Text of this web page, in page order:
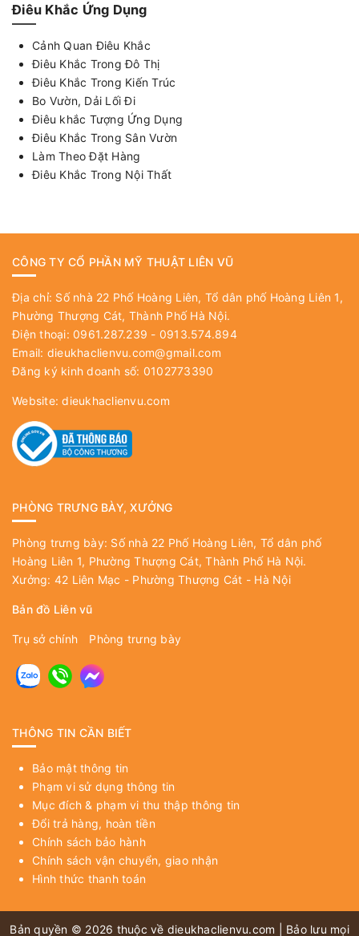
Điêu Khắc Ứng Dụng
Cảnh Quan Điêu Khắc
Điêu Khắc Trong Đô Thị
Điêu Khắc Trong Kiến Trúc
Bo Vườn, Dải Lối Đi
Điêu khắc Tượng Ứng Dụng
Điêu Khắc Trong Sân Vườn
Làm Theo Đặt Hàng
Điêu Khắc Trong Nội Thất
CÔNG TY CỔ PHẦN MỸ THUẬT LIÊN VŨ
Địa chỉ: Số nhà 22 Phố Hoàng Liên, Tổ dân phố Hoàng Liên 1,
Phường Thượng Cát, Thành Phố Hà Nội.
Điện thoại: 0961.287.239 - 0913.574.894
Email: dieukhaclienvu.com@gmail.com
Đăng ký kinh doanh số: 0102773390
Website:dieukhaclienvu.com
PHÒNG TRƯNG BÀY, XƯỞNG
Phòng trưng bày: Số nhà 22 Phố Hoàng Liên, Tổ dân phố
Hoàng Liên 1, Phường Thượng Cát, Thành Phố Hà Nội.
Xưởng: 42 Liên Mạc - Phường Thượng Cát - Hà Nội
Bản đồ Liên vũ
Trụ sở chính Phòng trưng bày
THÔNG TIN CẦN BIẾT
Bảo mật thông tin
Phạm vi sử dụng thông tin
Mục đích & phạm vi thu thập thông tin
Đổi trả hàng, hoàn tiền
Chính sách bảo hành
Chính sách vận chuyển, giao nhận
Hình thức thanh toán
Bản quyền © 2026 thuộc về dieukhaclienvu.com | Bảo lưu mọi